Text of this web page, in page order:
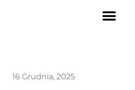
16 Grudnia, 2025